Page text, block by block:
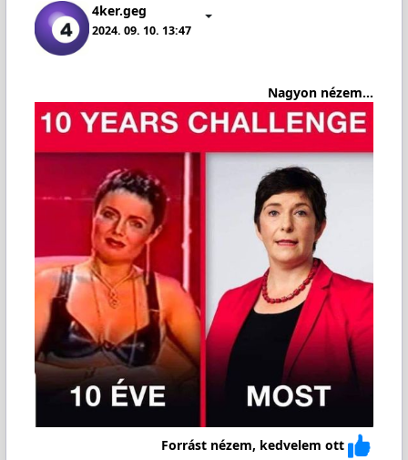
4ker.geg
2024. 09. 10. 13:47
Nagyon nézem...
Forrást nézem, kedvelem ott